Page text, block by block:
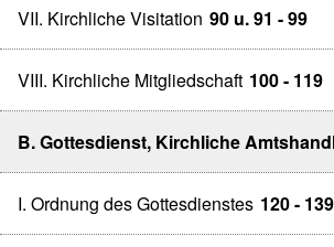
VII. Kirchliche Visitation 90 u. 91 - 99
VIII. Kirchliche Mitgliedschaft 100 - 119
B. Gottesdienst, Kirchliche
I. Ordnung des Gottesdienstes 120 - 139